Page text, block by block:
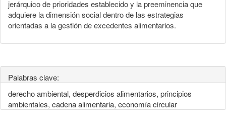
jerárquico de prioridades establecido y la preeminencia que
adquiere la dimensión social dentro de las estrategias
orientadas a la gestión de excedentes alimentarios.
Palabras clave:
derecho ambiental, desperdicios alimentarios, principios
ambientales, cadena alimentaria, economía circular